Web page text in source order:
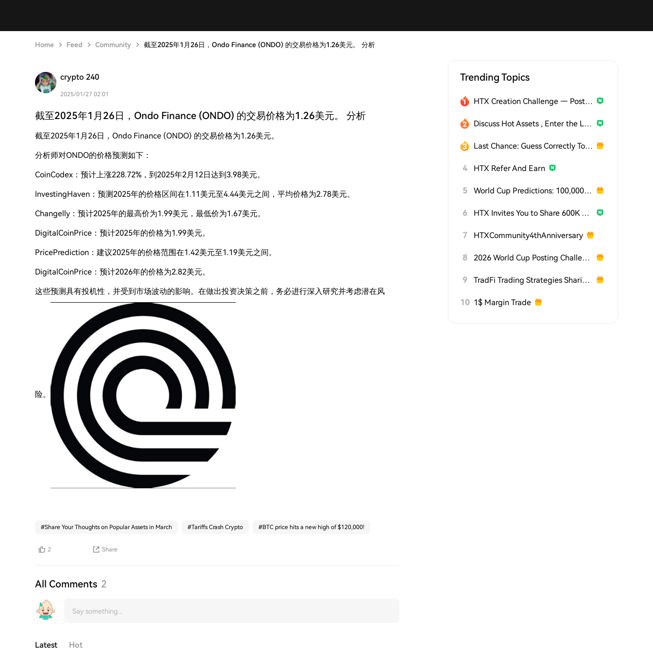
Home Feed Community 截至2025年1月26日，Ondo Finance (ONDO) 的交易价格为1.26美元。 分析
crypto 240
2025/01/27 02:01
截至2025年1月26日，Ondo Finance (ONDO) 的交易价格为1.26美元。 分析
截至2025年1月26日，Ondo Finance (ONDO) 的交易价格为1.26美元。
分析师对ONDO的价格预测如下：
CoinCodex：预计上涨228.72%，到2025年2月12日达到3.98美元。
InvestingHaven：预测2025年的价格区间在1.11美元至4.44美元之间，平均价格为2.78美元。
Changelly：预计2025年的最高价为1.99美元，最低价为1.67美元。
DigitalCoinPrice：预计2025年的价格为1.99美元。
PricePrediction：建议2025年的价格范围在1.42美元至1.19美元之间。
DigitalCoinPrice：预计2026年的价格为2.82美元。
这些预测具有投机性，并受到市场波动的影响。在做出投资决策之前，务必进行深入研究并考虑潜在风
险。
#Share Your Thoughts on Popular Assets in March #Tariffs Crash Crypto #BTC price hits a new high of $120,000!
2 Share
All Comments 2
Latest Hot
Trending Topics
HTX Creation Challenge — Post and Win 1,500U
Discuss Hot Assets , Enter the Lucky Draw
Last Chance: Guess Correctly Today and Win More
4 HTX Refer And Earn
5 World Cup Predictions: 100,000 USDT Daily
6 HTX Invites You to Share 600K USDT in Gift Packs
7 HTXCommunity4thAnniversary
8 2026 World Cup Posting Challenge on HTX Square
9 TradFi Trading Strategies Sharing Challenge
10 1$ Margin Trade